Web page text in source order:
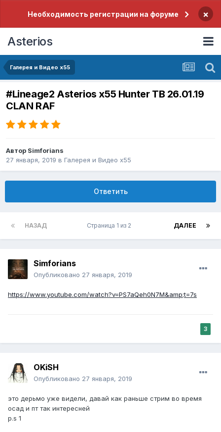
Необходимость регистрации на форуме ×
Asterios
Галерея и Видео x55
#Lineage2 Asterios x55 Hunter TB 26.01.19
CLAN RAF
Автор Simforians
27 января, 2019 в Галерея и Видео x55
Ответить
НАЗАД ДАЛЕЕ
Страница 1 из 2
Simforians
Опубликовано 27 января, 2019
https://www.youtube.com/watch?v=PS7aQeh0N7M&amp;t=7s
3
OKiSH
Опубликовано 27 января, 2019
это дерьмо уже видели, давай как раньше стрим во время
осад и пт так интересней
p.s 1